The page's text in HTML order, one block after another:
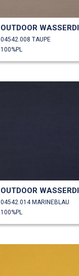
04542.008 TAUPE
100%PL
04542.014 MARINEBLAU
100%PL